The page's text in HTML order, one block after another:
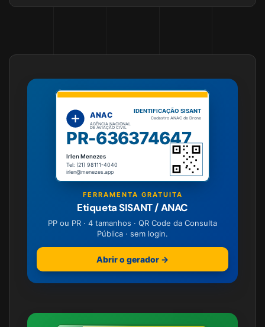
ANAC
AGÊNCIA NACIONAL
DE AVIAÇÃO CIVIL
IDENTIFICAÇÃO SISANT
Cadastro ANAC de Drone
PR-636374647
Irlen Menezes
Tel: (21) 98111-4040
irlen@menezes.app
FERRAMENTA GRATUITA
Etiqueta SISANT / ANAC
PP ou PR · 4 tamanhos · QR Code da Consulta
Pública · sem login.
Abrir o gerador →